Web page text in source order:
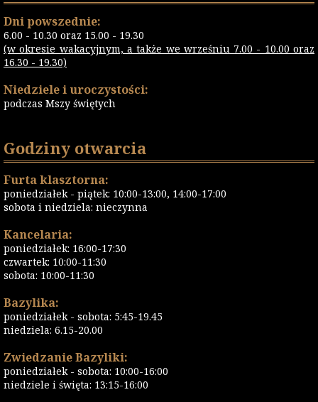
Dni powszednie:
6.00 - 10.30 oraz 15.00 - 19.30
(w okresie wakacyjnym, a także we wrześniu 7.00 - 10.00 oraz
16.30 - 19.30)
Niedziele i uroczystości:
podczas Mszy świętych
Godziny otwarcia
Furta klasztorna:
poniedziałek - piątek: 10:00-13:00, 14:00-17:00
sobota i niedziela: nieczynna
Kancelaria:
poniedziałek: 16:00-17:30
czwartek: 10:00-11:30
sobota: 10:00-11:30
Bazylika:
poniedziałek - sobota: 5:45-19.45
niedziela: 6.15-20.00
Zwiedzanie Bazyliki:
poniedziałek - sobota: 10:00-16:00
niedziele i święta: 13:15-16:00